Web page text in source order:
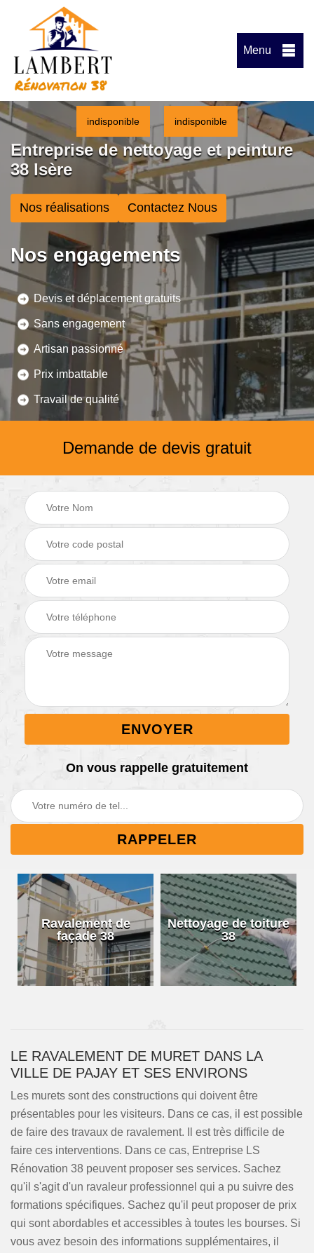
Menu
indisponible indisponible
Entreprise de nettoyage et peinture
38 Isère
Nos réalisations Contactez Nous
Nos engagements
Devis et déplacement gratuits
Sans engagement
Artisan passionné
Prix imbattable
Travail de qualité
Demande de devis gratuit
On vous rappelle gratuitement
Ravalement de
façade 38
Nettoyage de toiture
38
LE RAVALEMENT DE MURET DANS LA
VILLE DE PAJAY ET SES ENVIRONS
Les murets sont des constructions qui doivent être
présentables pour les visiteurs. Dans ce cas, il est possible
de faire des travaux de ravalement. Il est très difficile de
faire ces interventions. Dans ce cas, Entreprise LS
Rénovation 38 peuvent proposer ses services. Sachez
qu'il s'agit d'un ravaleur professionnel qui a pu suivre des
formations spécifiques. Sachez qu'il peut proposer de prix
qui sont abordables et accessibles à toutes les bourses. Si
vous avez besoin des informations supplémentaires, il